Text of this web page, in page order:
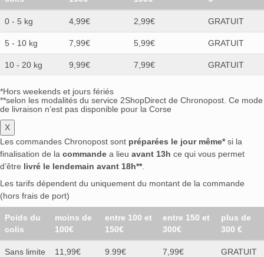
0 - 5 kg 4,99€ 2,99€ GRATUIT
5 - 10 kg 7,99€ 5,99€ GRATUIT
10 - 20 kg 9,99€ 7,99€ GRATUIT
*Hors weekends et jours fériés
**selon les modalités du service 2ShopDirect de Chronopost. Ce mode
de livraison n’est pas disponible pour la Corse
X
Les commandes Chronopost sont préparées le jour même*si la
finalisation de la commande a lieu avant 13h ce qui vous permet
d’être livré le lendemain avant 18h**.
Les tarifs dépendent du uniquement du montant de la commande
(hors frais de port)
Poids du
colis
moins de
100€
entre 100 et
150€
entre 150 et
300€
plus de
300 €
Sans limite 11,99€ 9.99€ 7,99€ GRATUIT